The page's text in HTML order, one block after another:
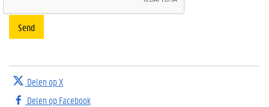
Send
Delen op X
Delen op Facebook